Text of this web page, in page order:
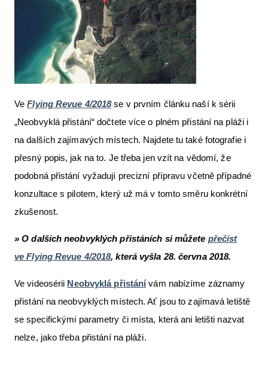
VeFlying Revue 4/2018se v prvním článku naší k sérii
„Neobvyklá přistání“ dočtete více o plném přistání na pláži i
na dalších zajímavých místech. Najdete tu také fotografie i
přesný popis, jak na to. Je třeba jen vzít na vědomí, že
podobná přistání vyžadují precizní přípravu včetně případné
konzultace s pilotem, který už má v tomto směru konkrétní
zkušenost.
» O dalších neobvyklých přistáních si můžete přečíst
ve Flying Revue 4/2018, která vyšla 28. června 2018.
Ve videosérii Neobvyklá přistánívám nabízíme záznamy
přistání na neobvyklých místech. Ať jsou to zajímavá letiště
se specifickými parametry či místa, která ani letišti nazvat
nelze, jako třeba přistání na pláži.